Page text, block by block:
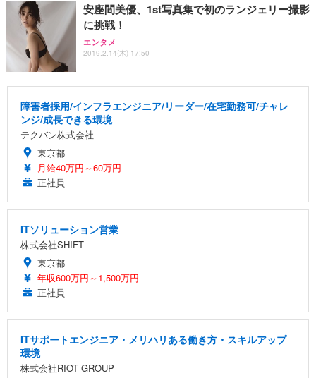
安座間美優、1st写真集で初のランジェリー撮影
に挑戦！
エンタメ
2019.2.14(木) 17:50
障害者採用/インフラエンジニア/リーダー/在宅勤務可/チャレ
ンジ/成長できる環境
テクバン株式会社
東京都
月給40万円～60万円
正社員
ITソリューション営業
株式会社SHIFT
東京都
年収600万円～1,500万円
正社員
ITサポートエンジニア・メリハリある働き方・スキルアップ
環境
株式会社RIOT GROUP